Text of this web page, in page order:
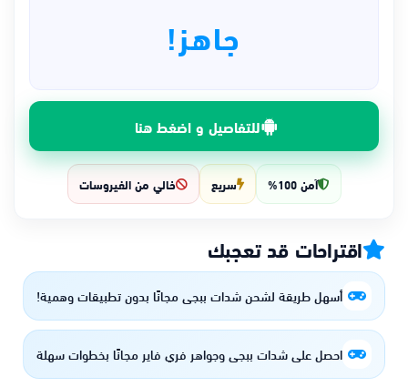
جاهز!
للتفاصيل و اضغط هنا
آمن 100% سريع خالي من الفيروسات
اقتراحات قد تعجبك
أسهل طريقة لشحن شدات ببجي مجانًا بدون تطبيقات وهمية!
احصل على شدات ببجي وجواهر فري فاير مجانًا بخطوات سهلة